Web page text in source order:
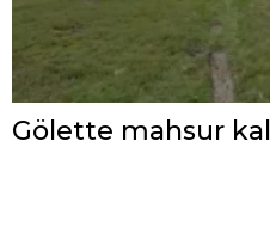
Gölette mahsur